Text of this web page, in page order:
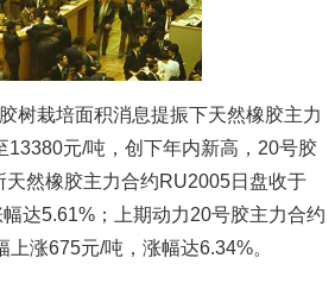
栽培面积消息提振下天然橡胶主力
元/吨，创下年内新高，20号胶
然橡胶主力合约RU2005日盘收于
达5.61%；上期动力20号胶主力合约
涨675元/吨，涨幅达6.34%。